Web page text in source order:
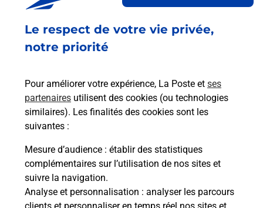
Le respect de votre vie privée,
notre priorité
Pour améliorer votre expérience, La Poste et ses
partenaires utilisent des cookies (ou technologies
similaires). Les finalités des cookies sont les
suivantes :
Mesure d’audience : établir des statistiques
complémentaires sur l’utilisation de nos sites et
suivre la navigation.
Analyse et personnalisation : analyser les parcours
ferme bientôt à 12h30
1 RUE DU COLLEGE
47300 VILLENEUVE SUR LOT
Malin !
La Poste
en ligne
Ouvert 24h/24